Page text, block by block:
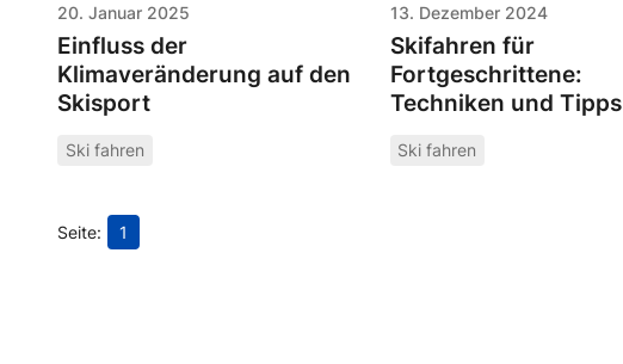
20. Januar 2025
Einfluss der
Klimaveränderung auf den
Skisport
Ski fahren
13. Dezember 2024
Skifahren für
Fortgeschrittene:
Techniken und Tipps
Ski fahren
1